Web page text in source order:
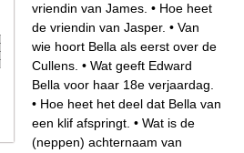
vriendin van James. • Hoe heet
de vriendin van Jasper. • Van
wie hoort Bella als eerst over de
Cullens. • Wat geeft Edward
Bella voor haar 18e verjaardag.
• Hoe heet het deel dat Bella van
een klif afspringt. • Wat is de
(neppen) achternaam van